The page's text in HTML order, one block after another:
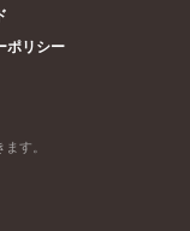
ポリシー
す。